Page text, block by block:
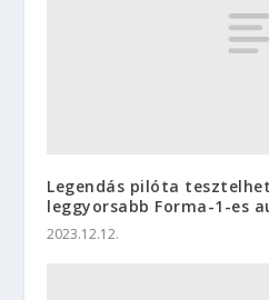
Legendás pilóta
leggyorsabb Forma-1-es
2023.12.12.